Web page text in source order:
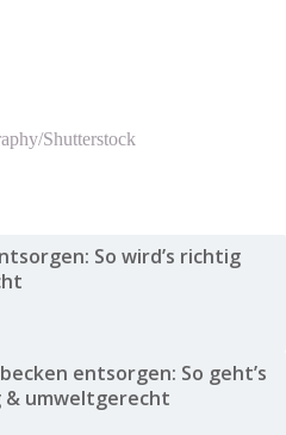
Shutterstock
So wird’s richtig
entsorgen: So geht’s
& umweltgerecht